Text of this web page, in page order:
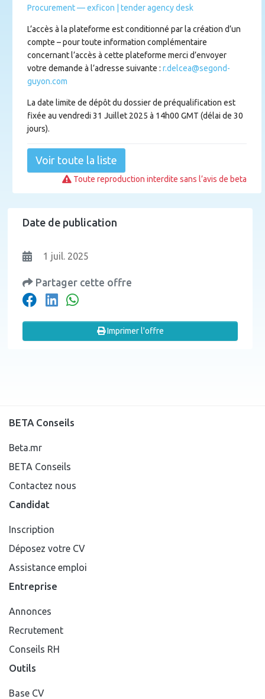
Procurement — exficon | tender agency desk
L’accès à la plateforme est conditionné par la création d’un
compte – pour toute information complémentaire
concernant l’accès à cette plateforme merci d’envoyer
votre demande à l’adresse suivante : r.delcea@segond-
guyon.com
La date limite de dépôt du dossier de préqualification est
fixée au vendredi 31 Juillet 2025 à 14h00 GMT (délai de 30
jours).
Voir toute la liste
Toute reproduction interdite sans l’avis de beta
Date de publication
1 juil. 2025
Partager cette offre
Imprimer l'offre
BETA Conseils
Beta.mr
BETA Conseils
Contactez nous
Candidat
Inscription
Déposez votre CV
Assistance emploi
Entreprise
Annonces
Recrutement
Conseils RH
Outils
Base CV